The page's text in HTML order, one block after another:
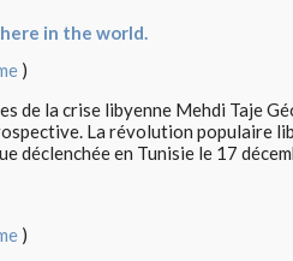
in the world.
)
de la crise libyenne Mehdi Taje
La révolution populaire
déclenchée en Tunisie le 17
)